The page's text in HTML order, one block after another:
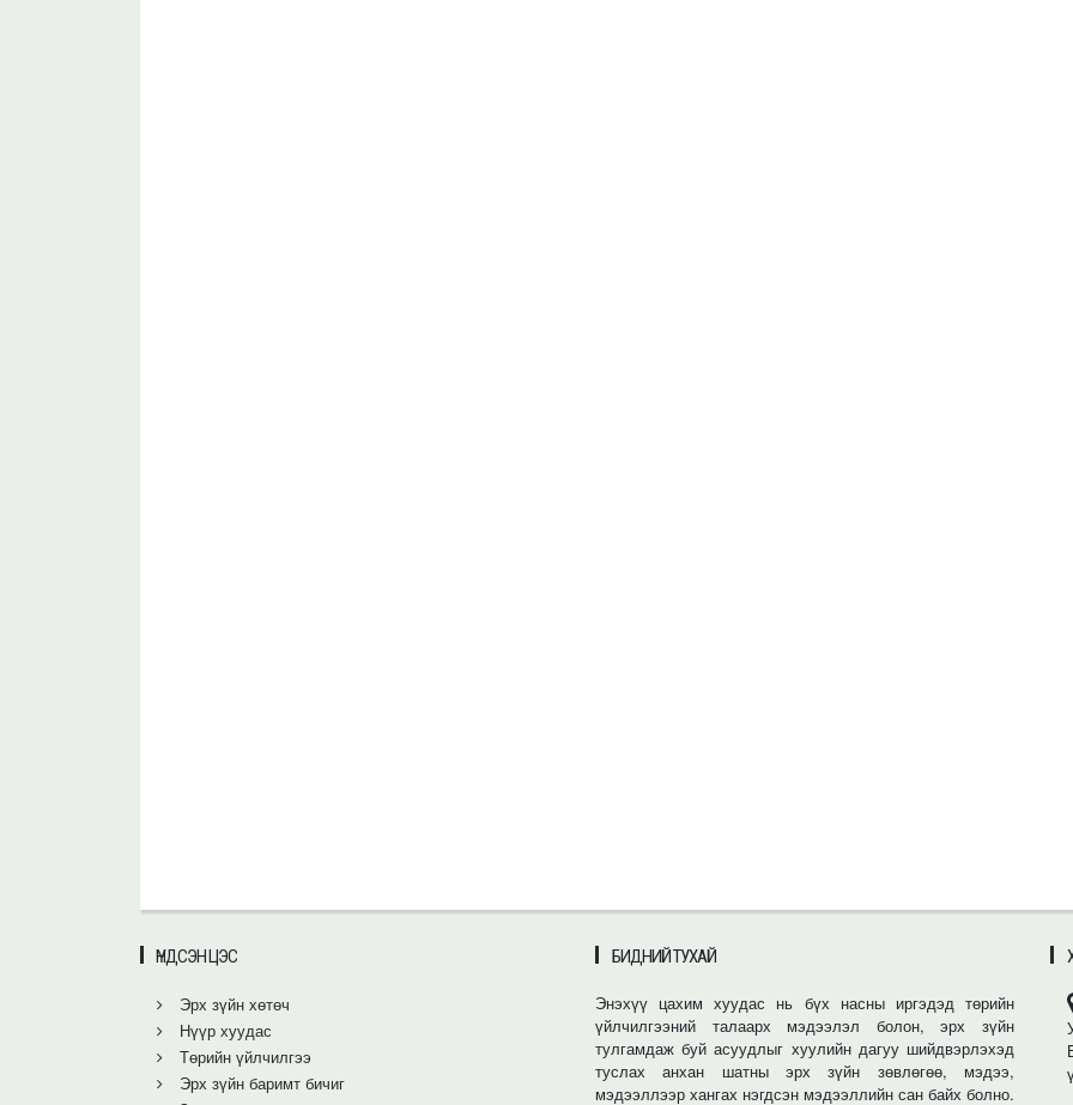
ҮНДСЭН ЦЭС
Эрх зүйн хөтөч
Нүүр хуудас
Төрийн үйлчилгээ
Эрх зүйн баримт бичиг
БИДНИЙ ТУХАЙ
Энэхүү цахим хуудас нь бүх насны иргэдэд төрийн
үйлчилгээний талаарх мэдээлэл болон, эрх зүйн
тулгамдаж буй асуудлыг хуулийн дагуу шийдвэрлэхэд
туслах анхан шатны эрх зүйн зөвлөгөө, мэдээ,
мэдээллээр хангах нэгдсэн мэдээллийн сан байх болно.